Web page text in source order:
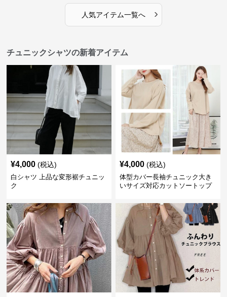
人気アイテム一覧へ ›
チュニックシャツの新着アイテム
¥4,000 (税込)
白シャツ 上品な変形裾チュニッ
ク
¥4,000 (税込)
体型カバー長袖チュニック大き
いサイズ対応カットソートップ